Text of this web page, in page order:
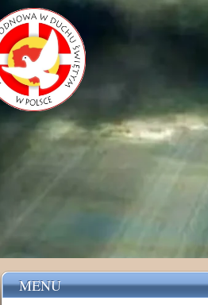
MENU